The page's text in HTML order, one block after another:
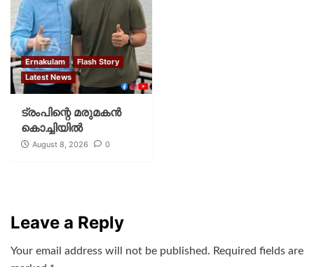
Ernakulam
Flash Story
Latest News
ട്രംപിന്റെ മരുമകന്‍
കൊച്ചിയില്‍
August 8, 2026 0
Leave a Reply
Your email address will not be published. Required fields are